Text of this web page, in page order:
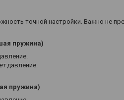
точной настройки. Важно не
пружина)
давление.
пружина)